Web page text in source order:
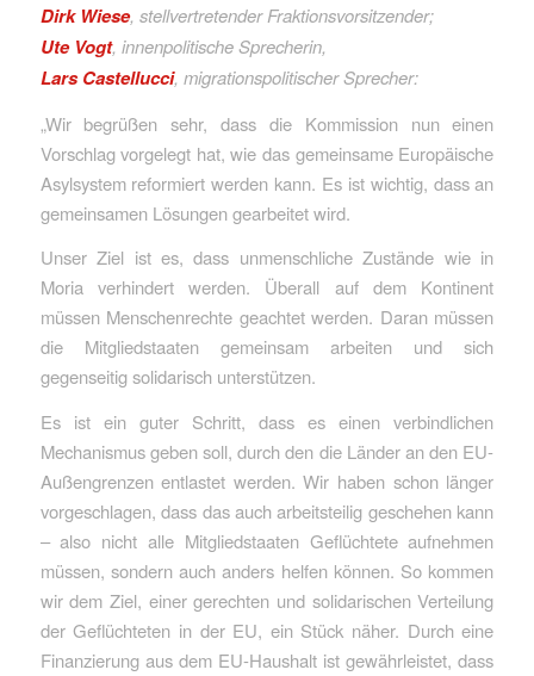
Dirk Wiese, stellvertretender Fraktionsvorsitzender;
Ute Vogt, innenpolitische Sprecherin,
Lars Castellucci, migrationspolitischer Sprecher:
„Wir begrüßen sehr, dass die Kommission nun einen
Vorschlag vorgelegt hat, wie das gemeinsame Europäische
Asylsystem reformiert werden kann. Es ist wichtig, dass an
gemeinsamen Lösungen gearbeitet wird.
Unser Ziel ist es, dass unmenschliche Zustände wie in
Moria verhindert werden. Überall auf dem Kontinent
müssen Menschenrechte geachtet werden. Daran müssen
die Mitgliedstaaten gemeinsam arbeiten und sich
gegenseitig solidarisch unterstützen.
Es ist ein guter Schritt, dass es einen verbindlichen
Mechanismus geben soll, durch den die Länder an den EU-
Außengrenzen entlastet werden. Wir haben schon länger
vorgeschlagen, dass das auch arbeitsteilig geschehen kann
– also nicht alle Mitgliedstaaten Geflüchtete aufnehmen
müssen, sondern auch anders helfen können. So kommen
wir dem Ziel, einer gerechten und solidarischen Verteilung
der Geflüchteten in der EU, ein Stück näher. Durch eine
Finanzierung aus dem EU-Haushalt ist gewährleistet, dass